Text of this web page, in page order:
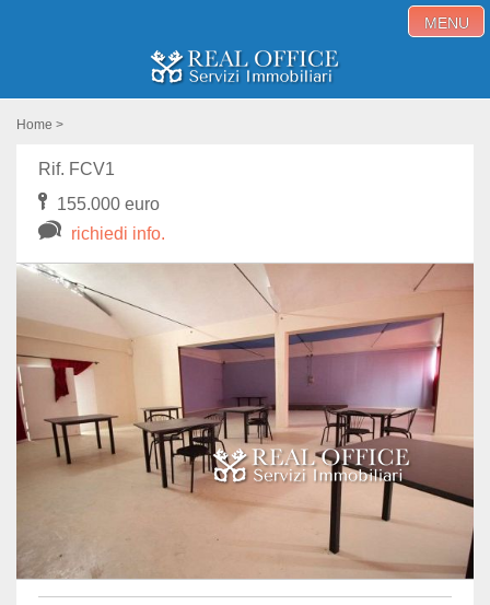
MENU
Proponi immobile
Blog
Contatti
Home >
Rif. FCV1
155.000 euro
richiedi info.